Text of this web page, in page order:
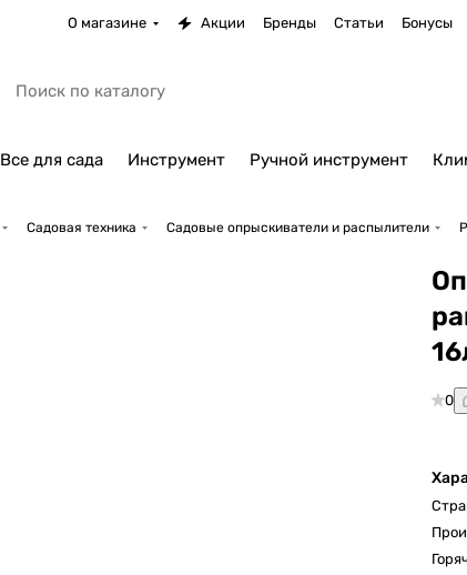
О магазине Акции Бренды Статьи Бонусы
Все для сада Инструмент Ручной инструмент
Садовая техника Садовые опрыскиватели и распылители
0